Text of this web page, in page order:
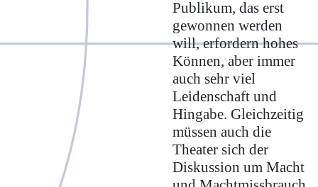
Publikum, das erst
gewonnen werden
will, erfordern hohes
Können, aber immer
auch sehr viel
Leidenschaft und
Hingabe. Gleichzeitig
müssen auch die
Theater sich der
Diskussion um Macht